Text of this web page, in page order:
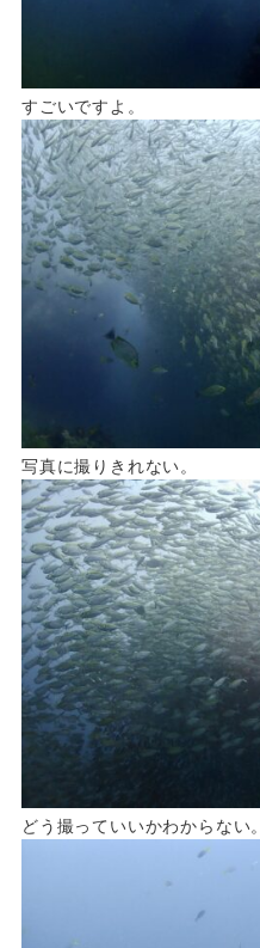
すごいですよ。
写真に撮りきれない。
どう撮っていいかわからない。